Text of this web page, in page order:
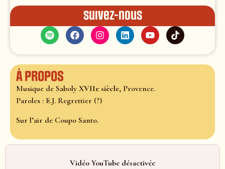
Suivez-nous
À propos
Musique de Saboly XVIIe siècle, Provence.
Paroles : E.J. Regrettier (?)
Sur l’air de Coupo Santo.
Vidéo YouTube désactivée